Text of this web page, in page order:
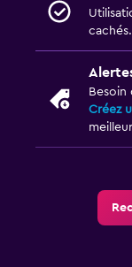
cachés.
Besoin
Créez